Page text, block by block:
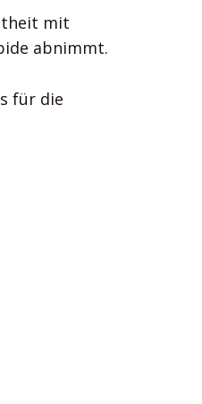
mit
abnimmt.
für die